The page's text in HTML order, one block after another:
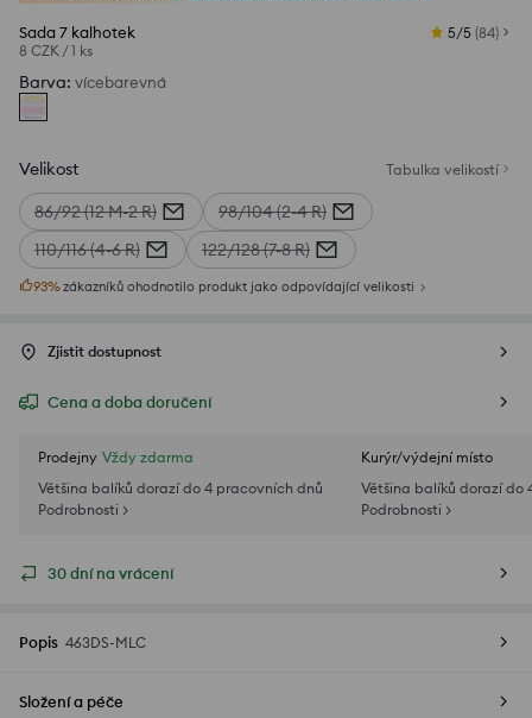
Sada 7 kalhotek
8 CZK /1 ks
5/5 (84)
Barva: vícebarevná
Velikost Tabulka velikostí
86/92 (12 M-2 R)
98/104 (2-4 R)
110/116 (4-6 R)
122/128 (7-8 R)
93%zákazníků ohodnotilo produkt jako odpovídající velikosti
Zjistit dostupnost
Cena a doba doručení
Prodejny Vždy zdarma
Většina balíků dorazí do 4 pracovních dnů
Podrobnosti >
Kurýr/výdejní místo
Většina balíků dorazí do
Podrobnosti >
30 dní na vrácení
Popis 463DS-MLC
Složení a péče